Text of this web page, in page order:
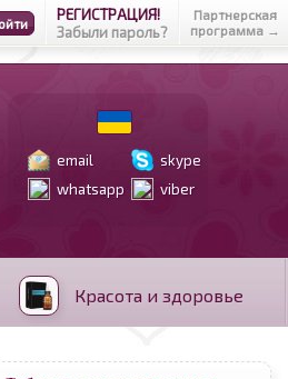
РЕГИСТРАЦИЯ!
Забыли пароль?
Партнерская
программа →
email
skype
whatsapp
viber
Красота и здоровье